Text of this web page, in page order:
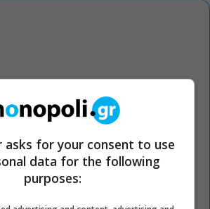
asks for your consent to use
data for the following
purposes: